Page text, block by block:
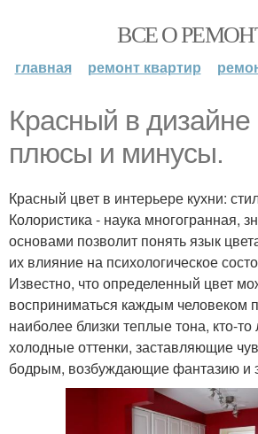
ВСЕ О
главная ремонт квартир
Красный в дизайне
плюсы и минусы.
Красный цвет в интерьере кухни:
Колористика - наука многогранная,
основами позволит понять язык
их влияние на психологическое
Известно, что определенный цвет
восприниматься каждым человеком
наиболее близки теплые тона, кто-то
холодные оттенки, заставляющие
бодрым, возбуждающие фантазию и